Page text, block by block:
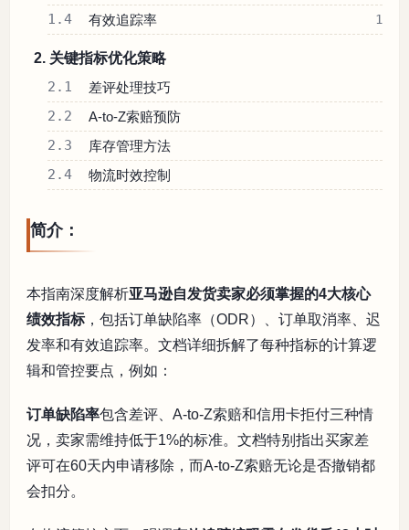
1.4 有效追踪率 1
2. 关键指标优化策略
2.1 差评处理技巧
2.2 A-to-Z索赔预防
2.3 库存管理方法
2.4 物流时效控制
简介：
本指南深度解析亚马逊自发货卖家必须掌握的4大核心
绩效指标，包括订单缺陷率（ODR）、订单取消率、迟
发率和有效追踪率。文档详细拆解了每种指标的计算逻
辑和管控要点，例如：
订单缺陷率包含差评、A-to-Z索赔和信用卡拒付三种情
况，卖家需维持低于1%的标准。文档特别指出买家差
评可在60天内申请移除，而A-to-Z索赔无论是否撤销都
会扣分。